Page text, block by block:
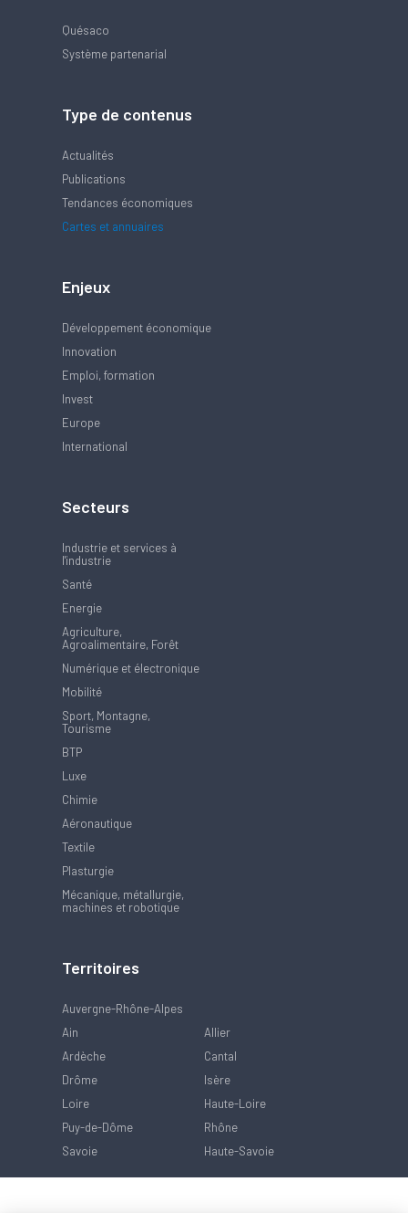
Quésaco
Système partenarial
Type de contenus
Actualités
Publications
Tendances économiques
Cartes et annuaires
Enjeux
Développement économique
Innovation
Emploi, formation
Invest
Europe
International
Secteurs
Industrie et services à
l'industrie
Santé
Energie
Agriculture,
Agroalimentaire, Forêt
Numérique et électronique
Mobilité
Sport, Montagne,
Tourisme
BTP
Luxe
Chimie
Aéronautique
Textile
Plasturgie
Mécanique, métallurgie,
machines et robotique
Territoires
Auvergne-Rhône-Alpes
Ain
Allier
Ardèche
Cantal
Drôme
Isère
Loire
Haute-Loire
Puy-de-Dôme
Rhône
Savoie
Haute-Savoie